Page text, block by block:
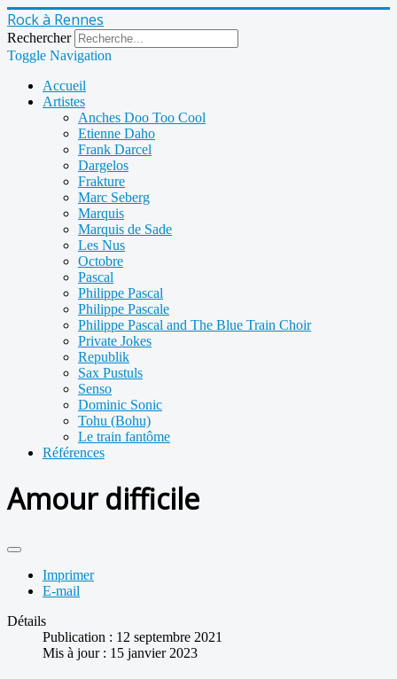
Rock à Rennes
Rechercher
Toggle Navigation
Accueil
Artistes
Anches Doo Too Cool
Etienne Daho
Frank Darcel
Dargelos
Frakture
Marc Seberg
Marquis
Marquis de Sade
Les Nus
Octobre
Pascal
Philippe Pascal
Philippe Pascale
Philippe Pascal and The Blue Train Choir
Private Jokes
Republik
Sax Pustuls
Senso
Dominic Sonic
Tohu (Bohu)
Le train fantôme
Références
Amour difficile
Imprimer
E-mail
Détails
Publication : 12 septembre 2021
Mis à jour : 15 janvier 2023